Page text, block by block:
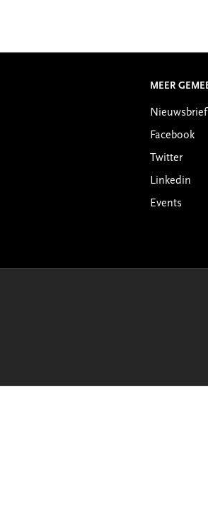
MEER
Nieuwsbrief
Facebook
Twitter
Linkedin
Events